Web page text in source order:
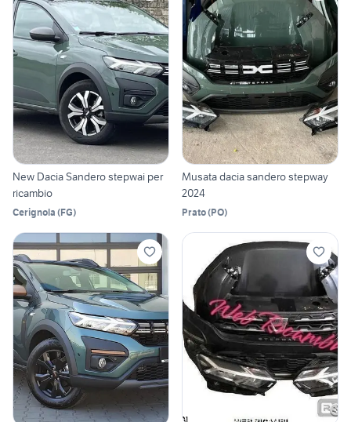
New Dacia Sandero stepwai per
ricambio
Cerignola (FG)
Musata dacia sandero stepway
2024
Prato(PO)